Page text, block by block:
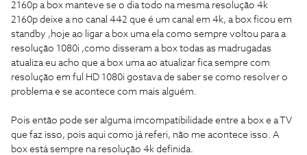
2160p a box manteve se o dia todo na mesma resolução 4k
2160p deixe a no canal 442 que é um canal em 4k, a box ficou em
standby ,hoje ao ligar a box uma ela como sempre voltou para a
resolução 1080i ,como disseram a box todas as madrugadas
atualiza eu acho que a box uma ao atualizar fica sempre com
resolução em ful HD 1080i gostava de saber se como resolver o
problema e se acontece com mais alguém.
Pois então pode ser alguma imcompatibilidade entre a box e a TV
que faz isso, pois aqui como já referi, não me acontece isso. A
box está sempre na resolução 4k definida.